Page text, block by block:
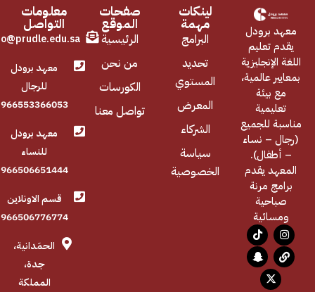
معهد برودل
يقدم تعليم
اللغة الإنجليزية
بمعايير عالمية،
مع بيئة
تعليمية
مناسبة للجميع
(رجال – نساء
– أطفال).
المعهد يقدم
برامج مرنة
صباحية
ومسائية
لينكات
مهمة
البرامج
تحديد
المستوي
المعرض
الشركاء
سياسة
الخصوصية
صفحات
الموقع
الرئيسية
من نحن
الكورسات
تواصل معنا
معلومات
التواصل
معهد برودل
للرجال
966553366053
معهد برودل
للنساء
966506651444
قسم الاونلاين
966506776774
الحمَدانية،
جدة،
المملكة